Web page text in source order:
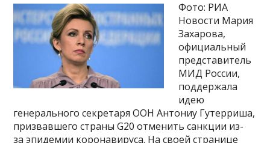
Фото: РИА
Новости Мария
Захарова,
официальный
представитель
МИД России,
поддержала
идею
генерального секретаря ООН Антониу Гутерриша,
призвавшего страны G20 отменить санкции из-
за эпидемии коронавируса. На своей странице